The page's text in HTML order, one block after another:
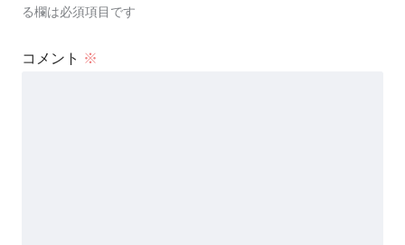
る欄は必須項目です
コメント ※